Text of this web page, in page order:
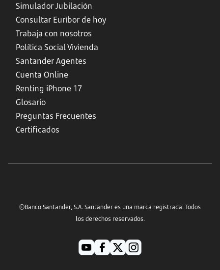
Simulador Jubilación
Consultar Euríbor de hoy
Trabaja con nosotros
Política Social Vivienda
Santander Agentes
Cuenta Online
Renting iPhone 17
Glosario
Preguntas Frecuentes
Certificados
©Banco Santander, S.A. Santander es una marca registrada. Todos
los derechos reservados.